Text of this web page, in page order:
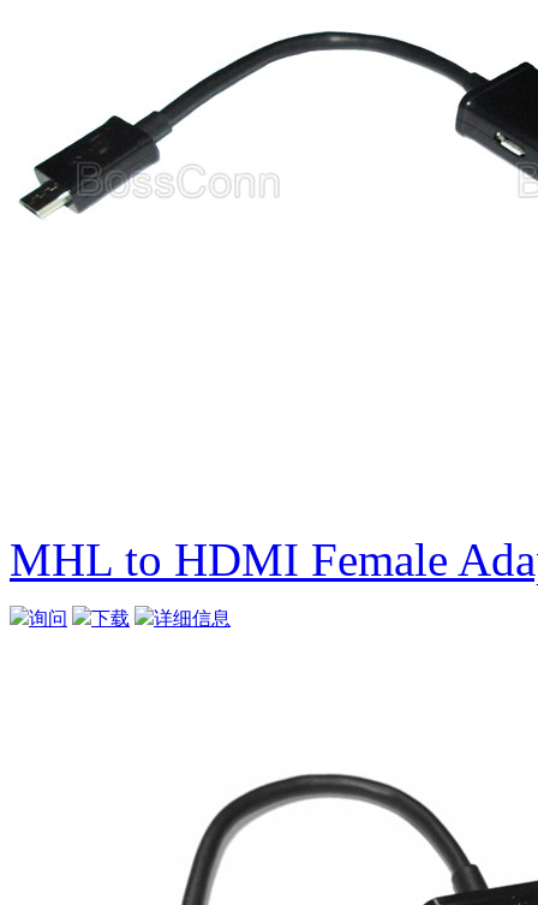
MHL to HDMI Female
询问 下载 详细信息